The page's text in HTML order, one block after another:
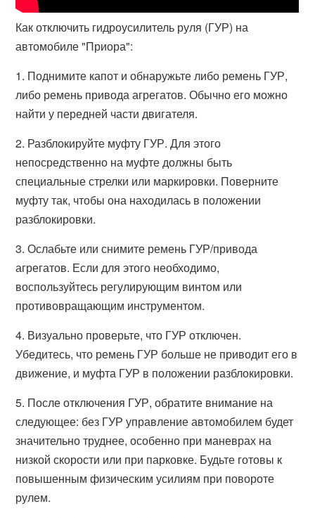
Как отключить гидроусилитель руля (ГУР) на
автомобиле "Приора":
1. Поднимите капот и обнаружьте либо ремень ГУР,
либо ремень привода агрегатов. Обычно его можно
найти у передней части двигателя.
2. Разблокируйте муфту ГУР. Для этого
непосредственно на муфте должны быть
специальные стрелки или маркировки. Поверните
муфту так, чтобы она находилась в положении
разблокировки.
3. Ослабьте или снимите ремень ГУР/привода
агрегатов. Если для этого необходимо,
воспользуйтесь регулирующим винтом или
противовращающим инструментом.
4. Визуально проверьте, что ГУР отключен.
Убедитесь, что ремень ГУР больше не приводит его в
движение, и муфта ГУР в положении разблокировки.
5. После отключения ГУР, обратите внимание на
следующее: без ГУР управление автомобилем будет
значительно труднее, особенно при маневрах на
низкой скорости или при парковке. Будьте готовы к
повышенным физическим усилиям при повороте
рулем.